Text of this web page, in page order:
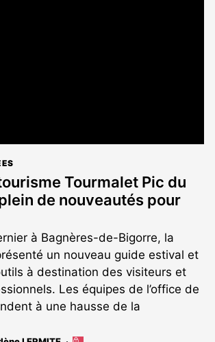
Tourmalet Pic du
de nouveautés pour
à Bagnères-de-Bigorre, la
un nouveau guide estival et
à destination des visiteurs et
Les équipes de l’office de
à une hausse de la